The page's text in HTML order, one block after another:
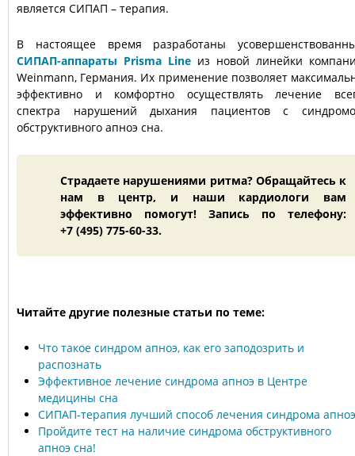
является СИПАП – терапия.
В настоящее время разработаны
СИПАП-аппараты Prisma Line из новой линейки
Weinmann, Германия. Их применение позволяет
эффективно и комфортно осуществлять лечение
спектра нарушений дыхания пациентов с
обструктивного апноэ сна.
Страдаете нарушениями ритма? Обращайтесь к
нам в центр, и наши кардиологи вам
эффективно помогут! Запись по телефону:
+7 (495) 775-60-33.
Читайте другие полезные статьи по теме:
Что такое синдром апноэ, как его заподозрить и
распознать
Эффективное лечение синдрома апноэ в Центре
медицины сна
СИПАП-терапия лучший способ лечения синдрома апноэ
Пройдите тест на наличие синдрома обструктивного
апноэ сна!